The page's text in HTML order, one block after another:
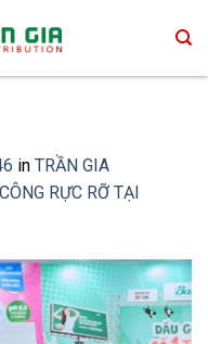
in TRẦN GIA
RỰC RỠ TẠI